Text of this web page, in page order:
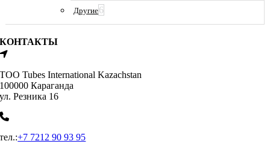
Другие6
КОНТАКТЫ
ТОО Tubes International Kazachstan
100000 Караганда
ул. Резника 16
тел.:+7 7212 90 93 95